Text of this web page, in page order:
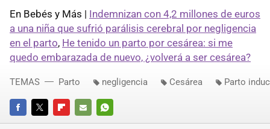
En Bebés y Más | Indemnizan con 4,2 millones de euros
a una niña que sufrió parálisis cerebral por negligencia
en el parto, He tenido un parto por cesárea: si me
quedo embarazada de nuevo, ¿volverá a ser cesárea?
FACEBOOKTWITTERFLIPBOARD
E-
WHATSAPP
TEMAS Parto negligencia Cesárea Parto